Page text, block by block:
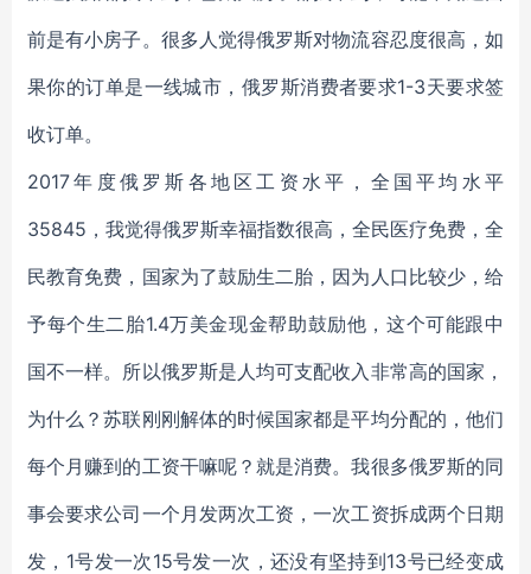
前是有小房子。很多人觉得俄罗斯对物流容忍度很高，如
果你的订单是一线城市，俄罗斯消费者要求1-3天要求签
收订单。
2017年度俄罗斯各地区工资水平，全国平均水平
35845，我觉得俄罗斯幸福指数很高，全民医疗免费，全
民教育免费，国家为了鼓励生二胎，因为人口比较少，给
予每个生二胎1.4万美金现金帮助鼓励他，这个可能跟中
国不一样。所以俄罗斯是人均可支配收入非常高的国家，
为什么？苏联刚刚解体的时候国家都是平均分配的，他们
每个月赚到的工资干嘛呢？就是消费。我很多俄罗斯的同
事会要求公司一个月发两次工资，一次工资拆成两个日期
发，1号发一次15号发一次，还没有坚持到13号已经变成